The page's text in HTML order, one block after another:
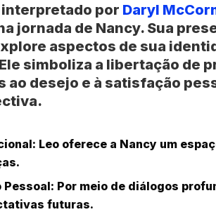
interpretado por Daryl
jornada de Nancy. Sua
aspectos de sua
simboliza a libertação de
ao desejo e à satisfação
Leo oferece a Nancy um
Pessoal: Por meio de diálogos
futuras.